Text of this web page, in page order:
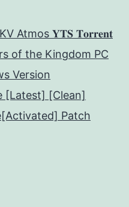
Atmos 𝐘𝐓𝐒 𝐓𝐨𝐫𝐫𝐞𝐧𝐭
of the Kingdom PC
Version
[Latest] [Clean]
Patch